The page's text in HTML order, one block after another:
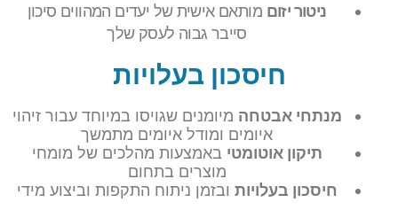
ניטור יזוםמותאם אישית של יעדים המהווים סיכון
סייבר גבוה לעסק שלך
חיסכון בעלויות
מנתחי אבטחהמיומנים שגויסו במיוחד עבור זיהוי
איומים ומודל איומים מתמשך
תיקון אוטומטיבאמצעות מהלכים של מומחי
מוצרים בתחום
חיסכון בעלויותובזמן ניתוח התקפות וביצוע מידי